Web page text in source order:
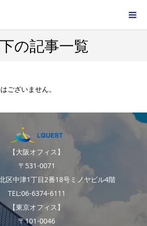
の記事一覧
ございません。
【大阪オフィス】
〒531-0071
区中津1丁目2番18号ミノヤビル4階
TEL:06-6374-6111
【東京オフィス】
〒101-0046